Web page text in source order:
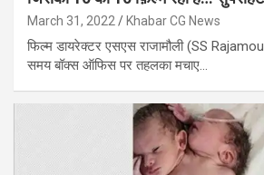
March 31, 2022 Khabar CG News
फिल्म डायरेक्टर एसएस राजामौली (SS
समय बॉक्स ऑफिस पर तहलका मचाए…